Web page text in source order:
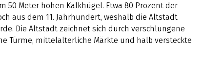
50 Meter hohen Kalkhügel. Etwa 80 Prozent der
aus dem 11. Jahrhundert, weshalb die Altstadt
Die Altstadt zeichnet sich durch verschlungene
Türme, mittelalterliche Märkte und halb versteckte